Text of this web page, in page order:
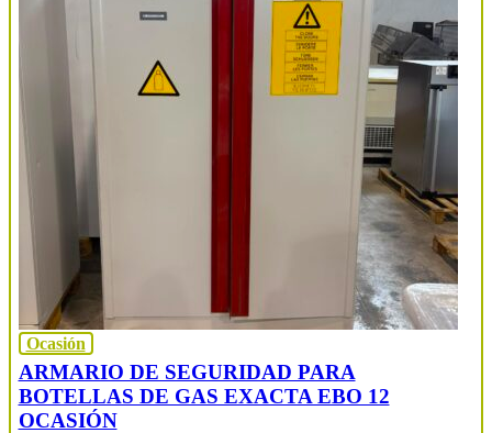
Ocasión
ARMARIO DE SEGURIDAD PARA
BOTELLAS DE GAS EXACTA EBO 12
OCASIÓN